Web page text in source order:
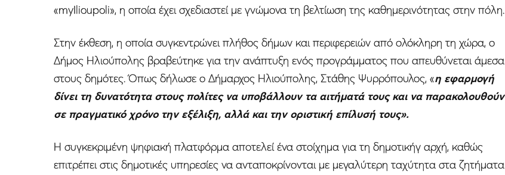
«myIlioupoli», η οποία έχει σχεδιαστεί με γνώμονα τη βελτίωση της καθημερινότητας στην πόλη.
Στην έκθεση, η οποία συγκεντρώνει πλήθος δήμων και περιφερειών από ολόκληρη τη χώρα, ο
Δήμος Ηλιούπολης βραβεύτηκε για την ανάπτυξη ενός προγράμματος που απευθύνεται άμεσα
στους δημότες. Όπως δήλωσε ο Δήμαρχος Ηλιούπολης, Στάθης Ψυρρόπουλος, «η εφαρμογή
δίνει τη δυνατότητα στους πολίτες να υποβάλλουν τα αιτήματά τους και να παρακολουθούν
σε πραγματικό χρόνο την εξέλιξη, αλλά και την οριστική επίλυσή τους».
Η συγκεκριμένη ψηφιακή πλατφόρμα αποτελεί ένα στοίχημα για τη δημοτικήγ αρχή, καθώς
επιτρέπει στις δημοτικές υπηρεσίες να ανταποκρίνονται με μεγαλύτερη ταχύτητα στα ζητήματα